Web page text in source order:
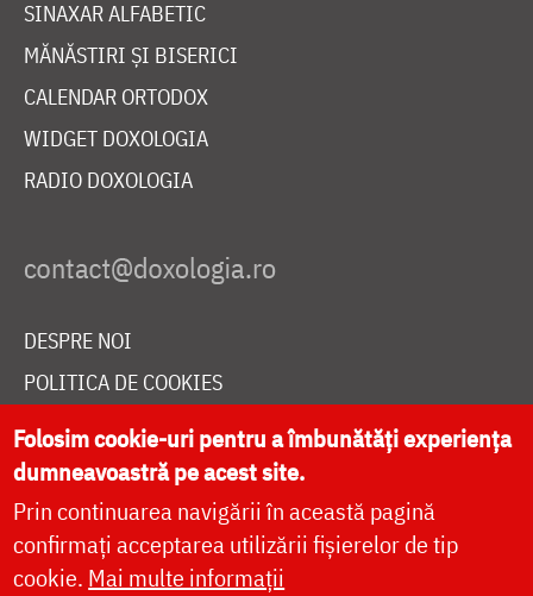
SINAXAR ALFABETIC
MĂNĂSTIRI ȘI BISERICI
CALENDAR ORTODOX
WIDGET DOXOLOGIA
RADIO DOXOLOGIA
DESPRE NOI
POLITICA DE COOKIES
DONEAZĂ ONLINE PENTRU CATEDRALA NAȚIONALĂ
LIVE
Folosim cookie-uri pentru a îmbunătăți experiența
dumneavoastră pe acest site.
Prin continuarea navigării în această pagină
confirmați acceptarea utilizării fișierelor de tip
cookie. Mai multe informații